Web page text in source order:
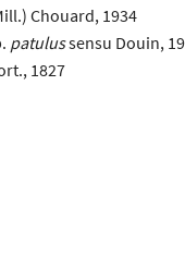
Chouard, 1934
patulussensu Douin,
1827